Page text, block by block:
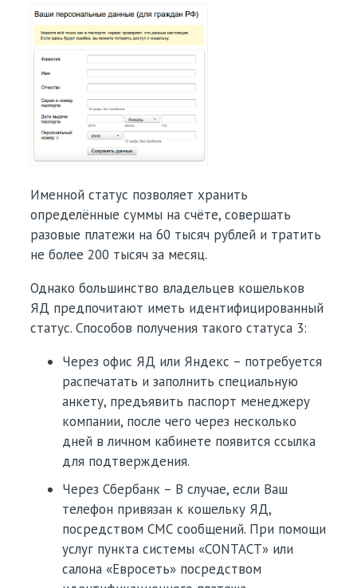
Именной статус позволяет хранить
определённые суммы на счёте, совершать
разовые платежи на 60 тысяч рублей и тратить
не более 200 тысяч за месяц.
Однако большинство владельцев кошельков
ЯД предпочитают иметь идентифицированный
статус. Способов получения такого статуса 3:
Через офис ЯД или Яндекс – потребуется
распечатать и заполнить специальную
анкету, предъявить паспорт менеджеру
компании, после чего через несколько
дней в личном кабинете появится ссылка
для подтверждения.
Через Сбербанк – В случае, если Ваш
телефон привязан к кошельку ЯД,
посредством СМС сообщений. При помощи
услуг пункта системы «CONTACT» или
салона «Евросеть» посредством